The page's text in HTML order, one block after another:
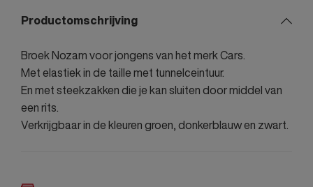
Productomschrijving
Broek Nozam voor jongens van het merk Cars.
Met elastiek in de taille met tunnelceintuur.
En met steekzakken die je kan sluiten door middel van
een rits.
Verkrijgbaar in de kleuren groen, donkerblauw en zwart.